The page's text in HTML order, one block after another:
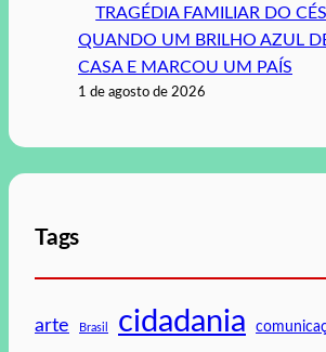
TRAGÉDIA FAMILIAR DO
QUANDO UM BRILHO AZUL
CASA E MARCOU UM PAÍS
1 de agosto de 2026
Tags
arte Brasil cidadania